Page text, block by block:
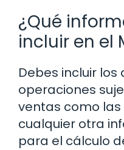
¿Qué
incluir en el
Debes incluir
operaciones
ventas como
cualquier otra
para el cálculo